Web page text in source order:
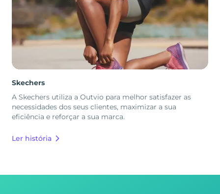
Skechers
A Skechers utiliza a Outvio para melhor satisfazer as
necessidades dos seus clientes, maximizar a sua
eficiência e reforçar a sua marca.
Ler história